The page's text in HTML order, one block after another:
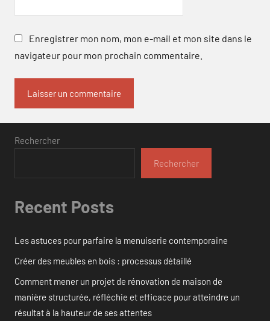
Enregistrer mon nom, mon e-mail et mon site dans le
navigateur pour mon prochain commentaire.
Rechercher
Rechercher
Recent Posts
Les astuces pour parfaire la menuiserie contemporaine
Créer des meubles en bois : processus détaillé
Comment mener un projet de rénovation de maison de
manière structurée, réfléchie et efficace pour atteindre un
résultat à la hauteur de ses attentes